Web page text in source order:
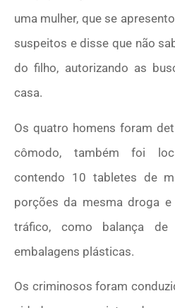
uma mulher, que se
suspeitos e disse que não
do filho, autorizando as
casa.
Os quatro homens foram
cômodo, também foi
contendo 10 tabletes de
porções da mesma droga
tráfico, como balança de
embalagens plásticas.
Os criminosos foram